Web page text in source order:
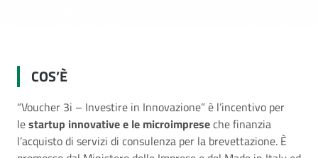
COS’È
“Voucher 3i – Investire in Innovazione” è l’incentivo per
lestartup innovative e le microimpreseche finanzia
l’acquisto di servizi di consulenza per la brevettazione. È